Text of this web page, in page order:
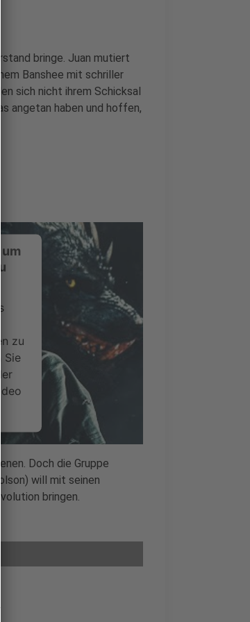
bringe. Juan mutiert
Banshee mit schriller
sich nicht ihrem Schicksal
angetan haben und hoffen,
zu
Sie
Doch die Gruppe
will mit seinen
bringen.